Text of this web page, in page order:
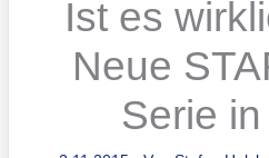
Ist es
Neue
Serie